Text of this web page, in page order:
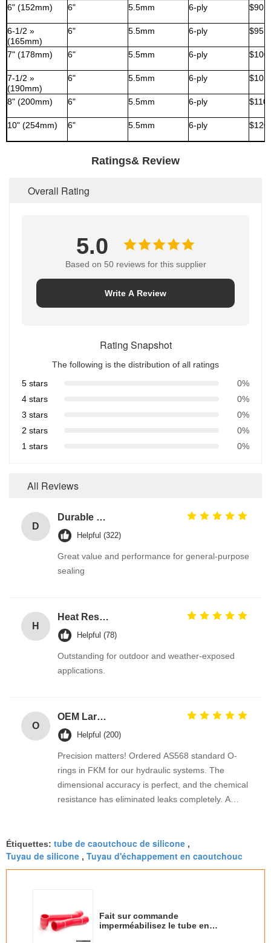
6" (152mm) 6" 5.5mm 6-ply
6-1/2 »
(165mm)
6" 5.5mm 6-ply
7" (178mm) 6" 5.5mm 6-ply
7-1/2 »
(190mm)
6" 5.5mm 6-ply
8" (200mm) 6" 5.5mm 6-ply
10" (254mm) 6" 5.5mm 6-ply
Ratings& Review
Overall Rating
5.0
Based on 50 reviews for this supplier
Write A Review
Rating Snapshot
The following is the distribution of all ratings
5 stars
0%
4 stars
0%
3 stars
0%
2 stars
0%
1 stars
0%
All Reviews
D
Durable O Ring EPDM Material Chemical Resistance For Heavy-Duty And Stress Environments
Helpful (322)
Great value and performance for general-purpose
sealing
H
Heat Resistant Black EPDM Rubber O Rings for Gas Valves with Excellent Ozone Resistance for Automotive Tank Seal
Helpful (78)
Outstanding for outdoor and weather-exposed
applications.
O
OEM Large Sizes Metric Inch Oring
Helpful (200)
Precision matters! Ordered AS568 standard O-
rings in FKM for our hydraulic systems. The
dimensional accuracy is perfect, and the chemical
resistance has eliminated leaks completely. A
Étiquettes: tube de caoutchouc de silicone ,
Tuyau de silicone , Tuyau d'échappement en caoutchouc
Fait sur commande
imperméabilisez le tube en